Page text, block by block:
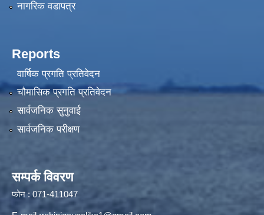
नागरिक वडापत्र
Reports
वार्षिक प्रगति प्रतिवेदन
चौमासिक प्रगति प्रतिवेदन
सार्वजनिक सुनुवाई
सार्वजनिक परीक्षण
सम्पर्क विवरण
फोन : 071-411047